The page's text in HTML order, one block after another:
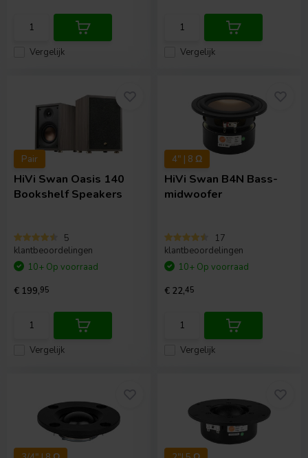
Vergelijk Vergelijk
Pair
HiVi Swan Oasis 140
Bookshelf Speakers
5
klantbeoordelingen
Vergelijk
10+ Op voorraad
€ 199,95
4" | 8 Ω
HiVi Swan B4N Bass-
midwoofer
17
klantbeoordelingen
Vergelijk
10+ Op voorraad
€ 22,45